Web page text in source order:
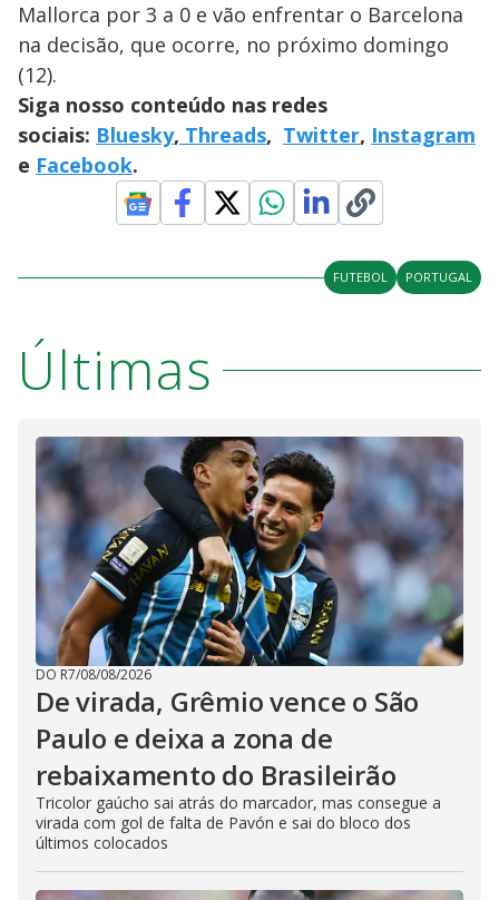
Mallorca por 3 a 0 e vão enfrentar o Barcelona
na decisão, que ocorre, no próximo domingo
(12).
Siga nosso conteúdo nas redes
sociais: Bluesky, Threads, Twitter, Instagram
e Facebook.
FUTEBOL PORTUGAL
Últimas
DO R7/08/08/2026
De virada, Grêmio vence o São
Paulo e deixa a zona de
rebaixamento do Brasileirão
Tricolor gaúcho sai atrás do marcador, mas consegue a
virada com gol de falta de Pavón e sai do bloco dos
últimos colocados